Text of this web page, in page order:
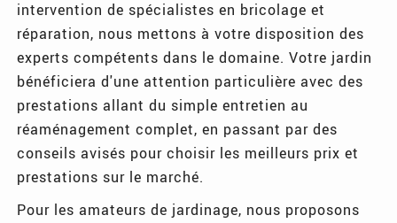
intervention de spécialistes en bricolage et
réparation, nous mettons à votre disposition des
experts compétents dans le domaine. Votre jardin
bénéficiera d'une attention particulière avec des
prestations allant du simple entretien au
réaménagement complet, en passant par des
conseils avisés pour choisir les meilleurs prix et
prestations sur le marché.
Pour les amateurs de jardinage, nous proposons